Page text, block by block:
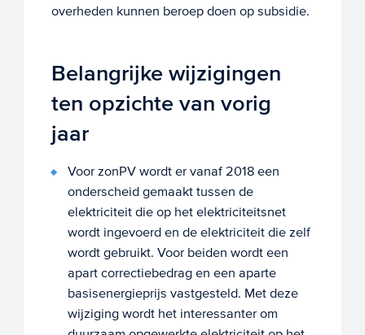
overheden kunnen beroep doen op subsidie.
Belangrijke wijzigingen
ten opzichte van vorig
jaar
Voor zonPV wordt er vanaf 2018 een
onderscheid gemaakt tussen de
elektriciteit die op het elektriciteitsnet
wordt ingevoerd en de elektriciteit die zelf
wordt gebruikt. Voor beiden wordt een
apart correctiebedrag en een aparte
basisenergieprijs vastgesteld. Met deze
wijziging wordt het interessanter om